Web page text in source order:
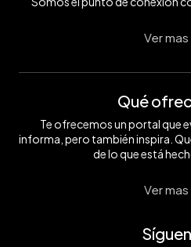
Ver
Qué
Te ofrecemos un portal que
informa, pero también inspira.
de lo que está
Ver